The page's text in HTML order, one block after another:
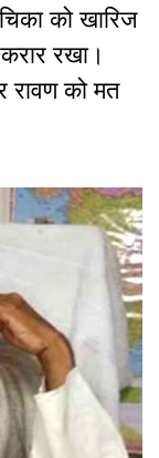
को खारिज
रखा।
रावण को मत